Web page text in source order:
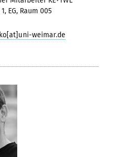
EG, Raum 005
weimar.de